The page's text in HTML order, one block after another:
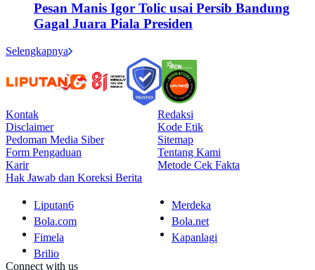
Pesan Manis Igor Tolic usai Persib Bandung
Gagal Juara Piala Presiden
Selengkapnya
Kontak
Redaksi
Disclaimer
Kode Etik
Pedoman Media Siber
Sitemap
Form Pengaduan
Tentang Kami
Karir
Metode Cek Fakta
Hak Jawab dan Koreksi Berita
Liputan6
Merdeka
Bola.com
Bola.net
Fimela
Kapanlagi
Brilio
Connect with us